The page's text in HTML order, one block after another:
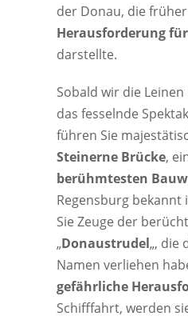
der Donau, die
Herausforderung
darstellte.
Sobald wir die
das fesselnde
führen Sie
Steinerne Brücke,
berühmtesten
Regensburg bekannt
Sie Zeuge der
„Donaustrudel„, die
Namen verliehen
gefährliche
Schifffahrt, werden